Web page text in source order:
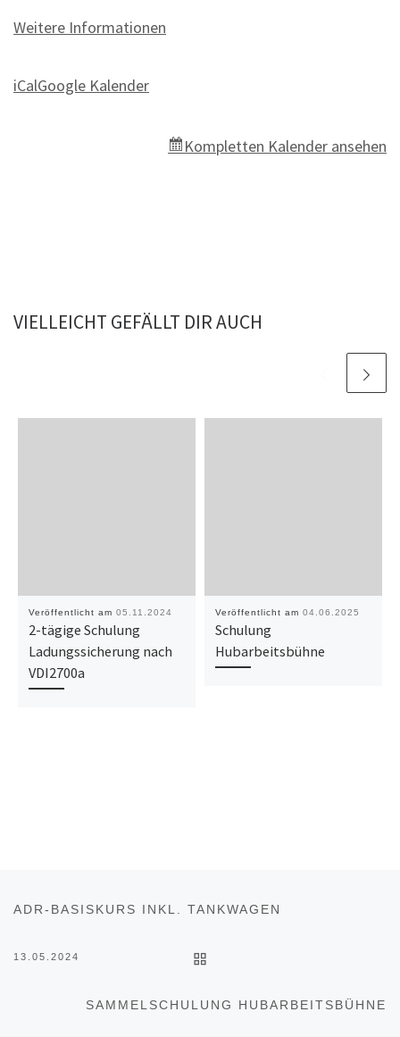
Weitere Informationen
iCalGoogle Kalender
Kompletten Kalender ansehen
VIELLEICHT GEFÄLLT DIR AUCH
Veröffentlicht am 05.11.2024
2-tägige Schulung
Ladungssicherung nach
VDI2700a
Veröffentlicht am 04.06.2025
Schulung
Hubarbeitsbühne
Beitragsnavigation
ADR-BASISKURS INKL. TANKWAGEN
13.05.2024
SAMMELSCHULUNG HUBARBEITSBÜHNE